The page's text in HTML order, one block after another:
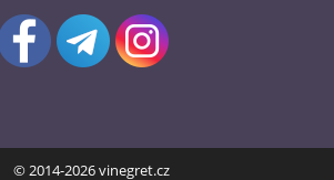
© 2014-2026 vinegret.cz